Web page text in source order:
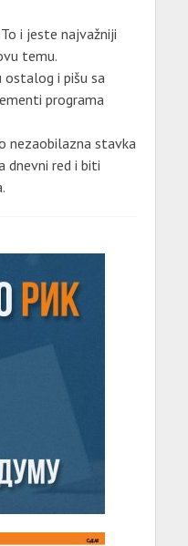
i jeste najvažniji
temu.
i pišu sa
programa
nezaobilazna stavka
dnevni red i biti